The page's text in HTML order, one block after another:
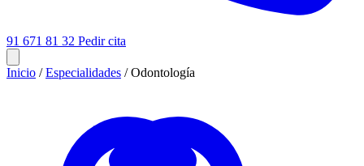
91 671 81 32 Pedir cita
Inicio / Especialidades / Odontología